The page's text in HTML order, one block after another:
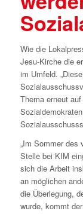
Wie die
Jesu-Kirche die
im Umfeld.
Thema erneut
„Im Sommer des
Stelle bei KIM
sich die Arbeit
an möglichen
die Überlegung,
wurde, kommt